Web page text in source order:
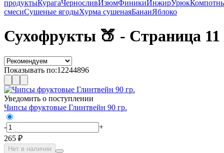
продуктыКурагаЧерносливИзюмФиникиИнжирУрюк
смесиСушеные ягодыХурма сушенаяБананЯблоко
Сухофрукты 🍑 - Страница 11
Показывать по:12244896
Уведомить о поступлении
Чипсы фруктовые Глинтвейн 90 гр.
-
+
265 ₽
Нет в наличии